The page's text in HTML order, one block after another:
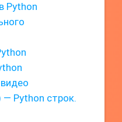
Python
Python строк.